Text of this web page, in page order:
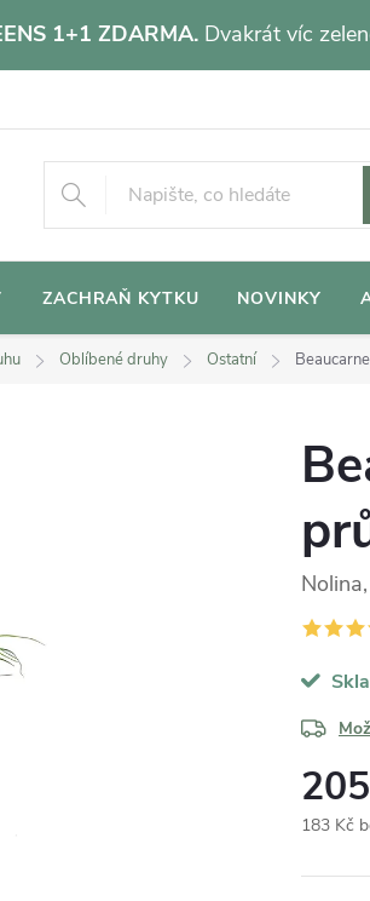
1+1 ZDARMA. Dvakrát víc
ZACHRAŇ KYTKU NOVINKY
Oblíbené druhy Ostatní
183 Kč
cena: